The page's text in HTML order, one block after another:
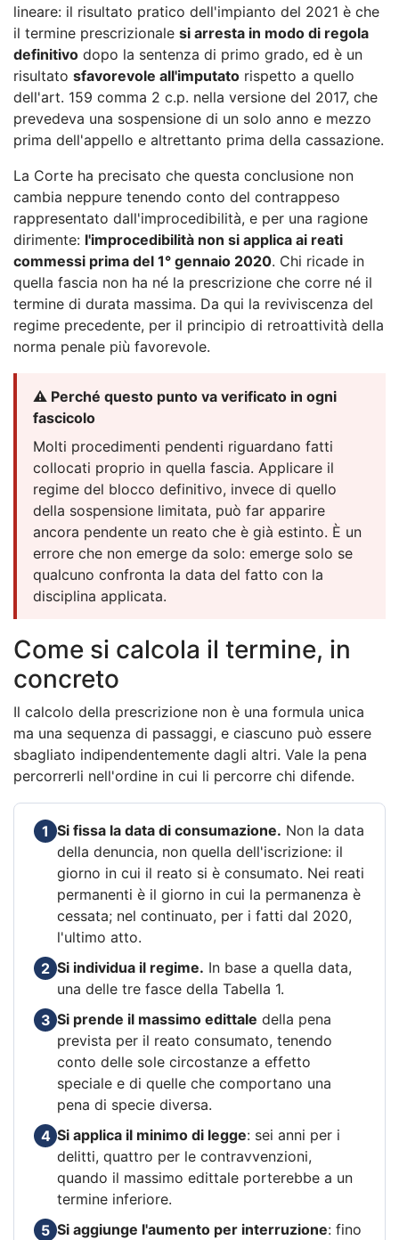
lineare: il risultato pratico dell'impianto del 2021 è che
il termine prescrizionale si arresta in modo di regola
definitivo dopo la sentenza di primo grado, ed è un
risultato sfavorevole all'imputato rispetto a quello
dell'art. 159 comma 2 c.p. nella versione del 2017, che
prevedeva una sospensione di un solo anno e mezzo
prima dell'appello e altrettanto prima della cassazione.
La Corte ha precisato che questa conclusione non
cambia neppure tenendo conto del contrappeso
rappresentato dall'improcedibilità, e per una ragione
dirimente: l'improcedibilità non si applica ai reati
commessi prima del 1° gennaio 2020. Chi ricade in
quella fascia non ha né la prescrizione che corre né il
termine di durata massima. Da qui la reviviscenza del
regime precedente, per il principio di retroattività della
norma penale più favorevole.
⚠️ Perché questo punto va verificato in ogni
fascicolo
Molti procedimenti pendenti riguardano fatti
collocati proprio in quella fascia. Applicare il
regime del blocco definitivo, invece di quello
della sospensione limitata, può far apparire
ancora pendente un reato che è già estinto. È un
errore che non emerge da solo: emerge solo se
qualcuno confronta la data del fatto con la
disciplina applicata.
Come si calcola il termine, in
concreto
Il calcolo della prescrizione non è una formula unica
ma una sequenza di passaggi, e ciascuno può essere
sbagliato indipendentemente dagli altri. Vale la pena
percorrerli nell'ordine in cui li percorre chi difende.
1 Si fissa la data di consumazione. Non la data
della denuncia, non quella dell'iscrizione: il
giorno in cui il reato si è consumato. Nei reati
permanenti è il giorno in cui la permanenza è
cessata; nel continuato, per i fatti dal 2020,
l'ultimo atto.
2 Si individua il regime. In base a quella data,
una delle tre fasce della Tabella 1.
3 Si prende il massimo edittale della pena
prevista per il reato consumato, tenendo
conto delle sole circostanze a effetto
speciale e di quelle che comportano una
pena di specie diversa.
4 Si applica il minimo di legge: sei anni per i
delitti, quattro per le contravvenzioni,
quando il massimo edittale porterebbe a un
termine inferiore.
5 Si aggiunge l'aumento per interruzione: fino